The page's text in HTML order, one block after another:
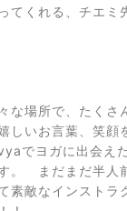
てくれる、チエミ
な場所で、たくさ
しいお言葉、笑顔
でヨガに出会え
。 まだまだ半人
素敵なインストラ